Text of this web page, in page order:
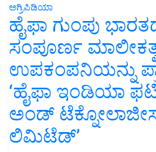
ಅಗ್ರಿಪಿಡಿಯಾ
ಹೈಫಾ ಗುಂಪು
ಸಂಪೂರ್ಣ
ಉಪಕಂಪನಿಯನ್ನು
‘ಹೈಫಾ ಇಂಡಿಯಾ
ಅಂಡ್
ಲಿಮಿಟೆಡ್’